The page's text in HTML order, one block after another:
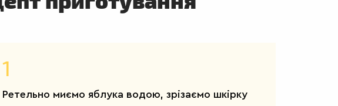
1
Ретельно миємо яблука водою, зрізаємо шкірку